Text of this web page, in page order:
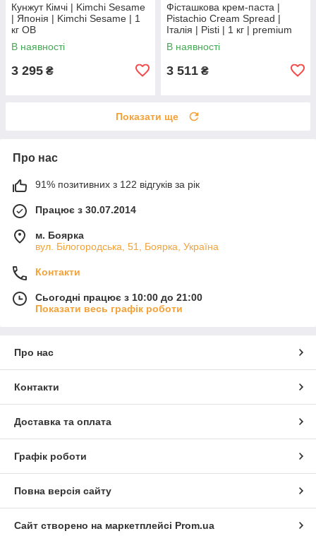
Кунжут Кімчі | Kimchi Sesame
| Японія | Kimchi Sesame | 1
кг ОВ
В наявності
3 295 ₴
Фісташкова крем-паста |
Pistachio Cream Spread |
Італія | Pisti | 1 кг | premium
dessert cream Во3
В наявності
3 511 ₴
Показати ще
Про нас
91% позитивних з 122 відгуків за рік
Працює з 30.07.2014
м. Боярка
вул. Білогородська, 51, Боярка, Україна
Контакти
Сьогодні працює з 10:00 до 21:00
Показати весь графік роботи
Про нас
Контакти
Доставка та оплата
Графік роботи
Повна версія сайту
Сайт створено на маркетплейсі Prom.ua